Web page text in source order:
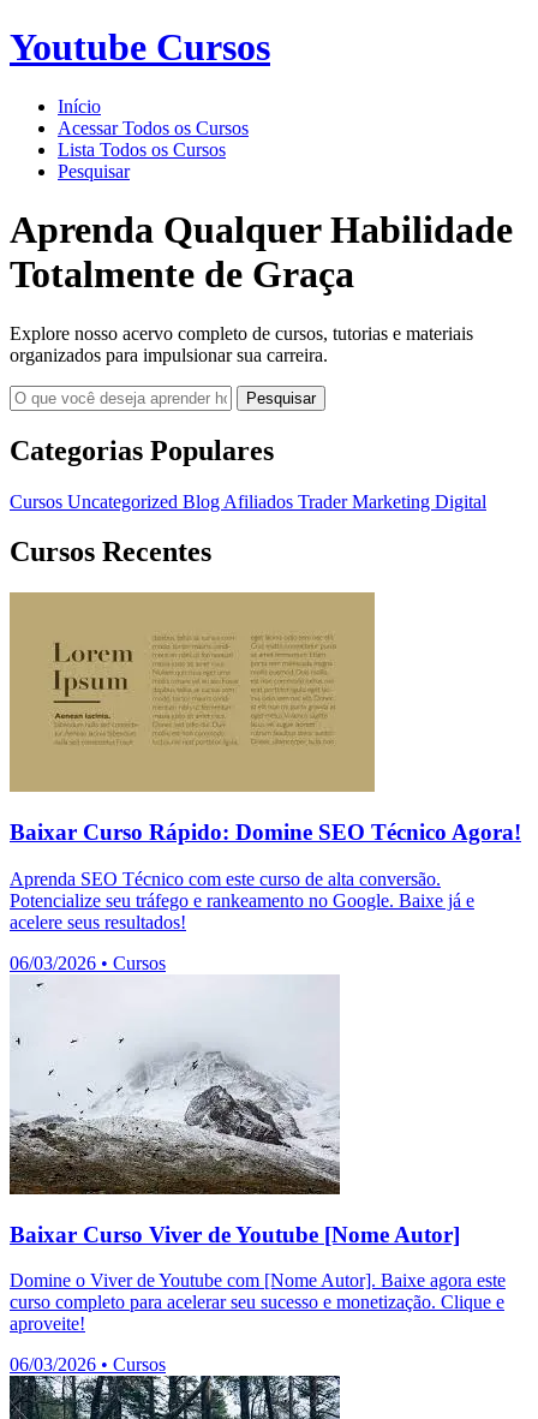
Youtube Cursos
Início
Acessar Todos os Cursos
Lista Todos os Cursos
Pesquisar
Aprenda Qualquer Habilidade
Totalmente de Graça
Explore nosso acervo completo de cursos, tutorias e materiais
organizados para impulsionar sua carreira.
Pesquisar
Categorias Populares
Cursos Uncategorized Blog Afiliados TraderMarketing Digital
Cursos Recentes
Baixar Curso Rápido: Domine SEO Técnico Agora!
Aprenda SEO Técnico com este curso de alta conversão.
Potencialize seu tráfego e rankeamento no Google. Baixe já e
acelere seus resultados!
06/03/2026 • Cursos
Baixar Curso Viver de Youtube [Nome Autor]
Domine o Viver de Youtube com [Nome Autor]. Baixe agora este
curso completo para acelerar seu sucesso e monetização. Clique e
aproveite!
06/03/2026 • Cursos